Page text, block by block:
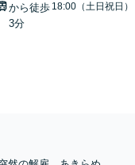
から徒歩
3分
18:00（土日祝日）